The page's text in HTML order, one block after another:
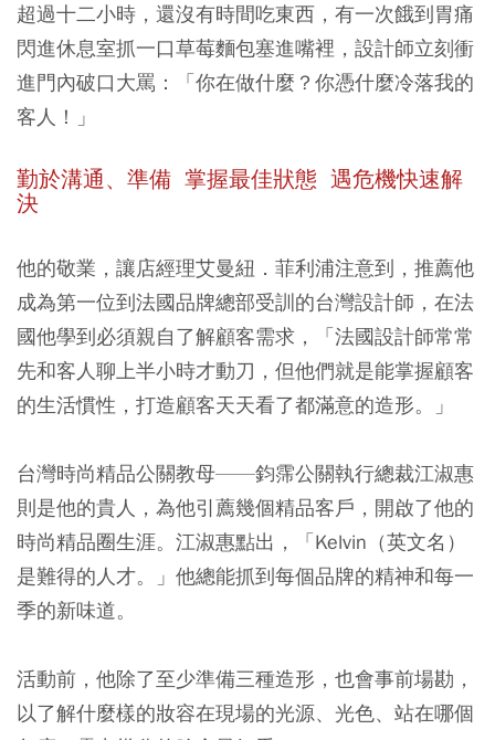
超過十二小時，還沒有時間吃東西，有一次餓到胃痛
閃進休息室抓一口草莓麵包塞進嘴裡，設計師立刻衝
進門內破口大罵：「你在做什麼？你憑什麼冷落我的
客人！」
勤於溝通、準備 掌握最佳狀態 遇危機快速解
決
他的敬業，讓店經理艾曼紐．菲利浦注意到，推薦他
成為第一位到法國品牌總部受訓的台灣設計師，在法
國他學到必須親自了解顧客需求，「法國設計師常常
先和客人聊上半小時才動刀，但他們就是能掌握顧客
的生活慣性，打造顧客天天看了都滿意的造形。」
台灣時尚精品公關教母——鈞霈公關執行總裁江淑惠
則是他的貴人，為他引薦幾個精品客戶，開啟了他的
時尚精品圈生涯。江淑惠點出，「Kelvin（英文名）
是難得的人才。」他總能抓到每個品牌的精神和每一
季的新味道。
活動前，他除了至少準備三種造形，也會事前場勘，
以了解什麼樣的妝容在現場的光源、光色、站在哪個